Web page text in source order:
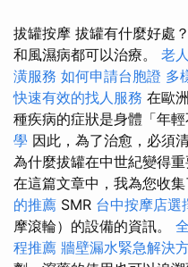
拔罐按摩 拔罐有什麼好處
和風濕病都可以治療。 老
潢服務 如何申請台胞證 多
快速有效的找人服務 在歐
種疾病的症狀是身體「年
學 因此，為了治愈，必須
為什麼拔罐在中世紀變得重
在這篇文章中，我為您收
的推薦 SMR 台中按摩店選
摩滾輪）的設備的資訊。
程推薦 牆壁漏水緊急解決